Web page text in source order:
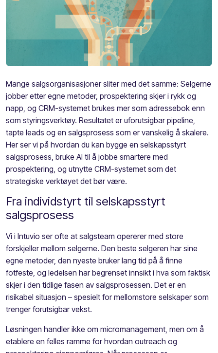
Mange salgsorganisasjoner sliter med det samme: Selgerne
jobber etter egne metoder, prospektering skjer i rykk og
napp, og CRM-systemet brukes mer som adressebok enn
som styringsverktøy. Resultatet er uforutsigbar pipeline,
tapte leads og en salgsprosess som er vanskelig å skalere.
Her ser vi på hvordan du kan bygge en selskapsstyrt
salgsprosess, bruke AI til å jobbe smartere med
prospektering, og utnytte CRM-systemet som det
strategiske verktøyet det bør være.
Fra individstyrt til selskapsstyrt
salgsprosess
Vi i Intuvio ser ofte at salgsteam opererer med store
forskjeller mellom selgerne. Den beste selgeren har sine
egne metoder, den nyeste bruker lang tid på å finne
fotfeste, og ledelsen har begrenset innsikt i hva som faktisk
skjer i den tidlige fasen av salgsprosessen. Det er en
risikabel situasjon – spesielt for mellomstore selskaper som
trenger forutsigbar vekst.
Løsningen handler ikke om micromanagement, men om å
etablere en felles ramme for hvordan outreach og